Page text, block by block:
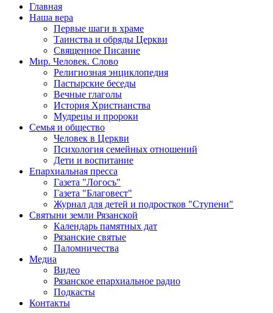
Главная
Наша вера
Первые шаги в храме
Таинства и обряды Церкви
Священное Писание
Мир. Человек. Слово
Религиозная энциклопедия
Пастырские беседы
Вечные глаголы
История Христианства
Мудрецы и пророки
Семья и общество
Человек в Церкви
Психология семейных отношений
Дети и воспитание
Епархиальная пресса
Газета "Логосъ"
Газета "Благовест"
Журнал для детей и подростков "Ступени"
Святыни земли Рязанской
Календарь памятных дат
Рязанские святые
Паломничества
Медиа
Видео
Рязанское епархиальное радио
Подкасты
Контакты